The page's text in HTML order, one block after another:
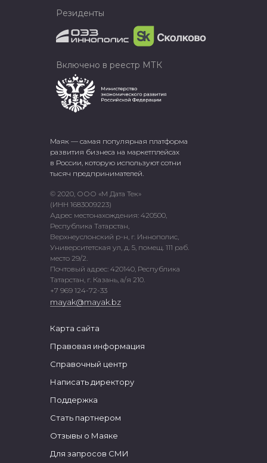
Маяк — самая популярная платформа
развития бизнеса на маркетплейсах
в России, которую используют сотни
тысяч предпринимателей.
© 2020, ООО «М Дата Тек»
(ИНН 1683009223)
Адрес местонахождения: 420500,
Республика Татарстан,
Верхнеуслонский р-н, г. Иннополис,
Университетская ул, д. 5, помещ. 111 раб.
место 29/2.
Почтовый адрес: 420140, Республика
Татарстан, г. Казань, а/я 210.
+7 969 124-72-33
mayak@mayak.bz
Карта сайта
Правовая информация
Справочный центр
Написать директору
Поддержка
Стать партнером
Отзывы о Маяке
Для запросов СМИ
Резиденты
Включено в реестр МТК